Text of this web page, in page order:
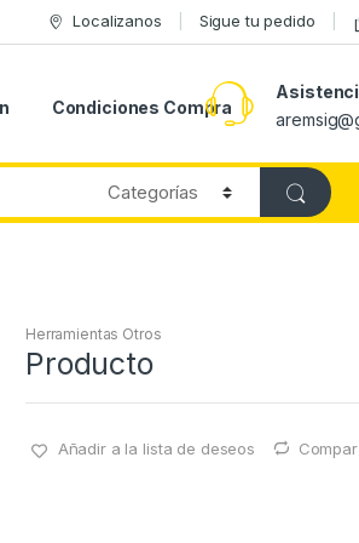
Localizanos Sigue tu pedido
Condiciones Compra
Herramientas Otros
Producto
Añadir a la lista de deseos